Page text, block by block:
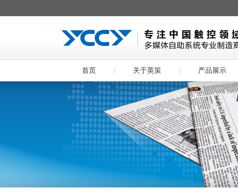
首页 关于英策 产品展示